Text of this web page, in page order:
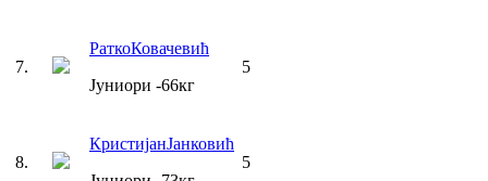
7.
РаткоКовачевић
Јуниори -66кг
5
8.
КристијанЈанковић
5